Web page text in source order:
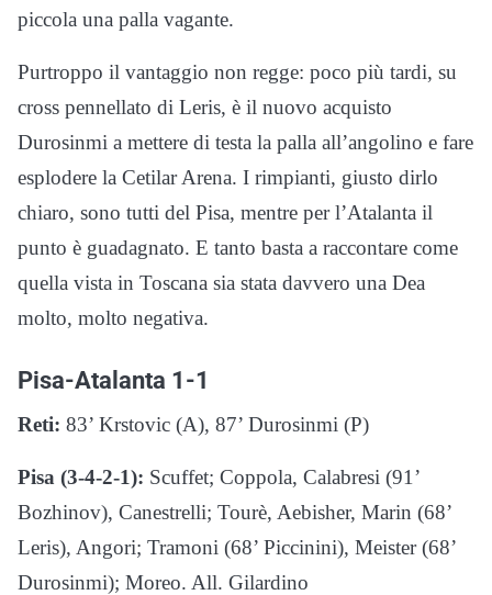
piccola una palla vagante.
Purtroppo il vantaggio non regge: poco più tardi, su
cross pennellato di Leris, è il nuovo acquisto
Durosinmi a mettere di testa la palla all’angolino e fare
esplodere la Cetilar Arena. I rimpianti, giusto dirlo
chiaro, sono tutti del Pisa, mentre per l’Atalanta il
punto è guadagnato. E tanto basta a raccontare come
quella vista in Toscana sia stata davvero una Dea
molto, molto negativa.
Pisa-Atalanta 1-1
Reti: 83’ Krstovic (A), 87’ Durosinmi (P)
Pisa (3-4-2-1): Scuffet; Coppola, Calabresi (91’
Bozhinov), Canestrelli; Tourè, Aebisher, Marin (68’
Leris), Angori; Tramoni (68’ Piccinini), Meister (68’
Durosinmi); Moreo. All. Gilardino